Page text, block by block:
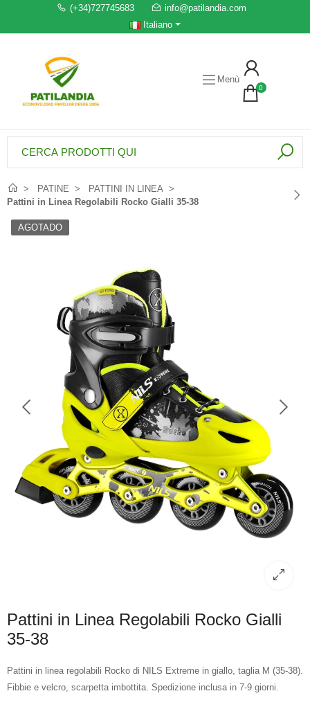
(+34)727745683
info@patilandia.com
Italiano
Menù
0
PATINE
PATTINI IN LINEA
Pattini in Linea Regolabili Rocko Gialli 35-38
AGOTADO
Pattini in Linea Regolabili Rocko Gialli
35-38
Pattini in linea regolabili Rocko di NILS Extreme in giallo, taglia M (35-38).
Fibbie e velcro, scarpetta imbottita. Spedizione inclusa in 7-9 giorni.